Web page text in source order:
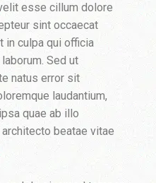
esse cillum dolore
sint occaecat
in culpa qui officia
Sed ut
natus error sit
laudantium,
quae ab illo
beatae vitae